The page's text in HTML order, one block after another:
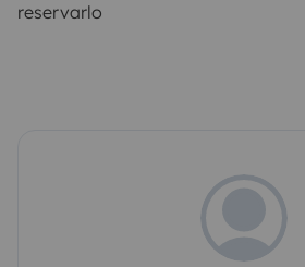
reservarlo